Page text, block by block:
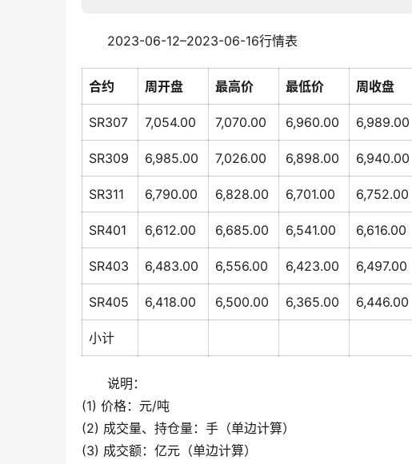
2023-06-12–2023-06-16行情表
合约 周开盘 最高价 最低价 周收盘
SR307 7,054.00 7,070.00 6,960.00 6,989.00
SR309 6,985.00 7,026.00 6,898.00 6,940.00
SR311 6,790.00 6,828.00 6,701.00 6,752.00
SR401 6,612.00 6,685.00 6,541.00 6,616.00
SR403 6,483.00 6,556.00 6,423.00 6,497.00
SR405 6,418.00 6,500.00 6,365.00 6,446.00
小计
说明：
(1) 价格：元/吨
(2) 成交量、持仓量：手（单边计算）
(3) 成交额：亿元（单边计算）